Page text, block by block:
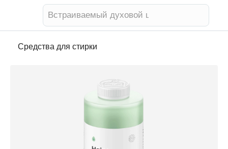
Телевизор
Средства для стирки